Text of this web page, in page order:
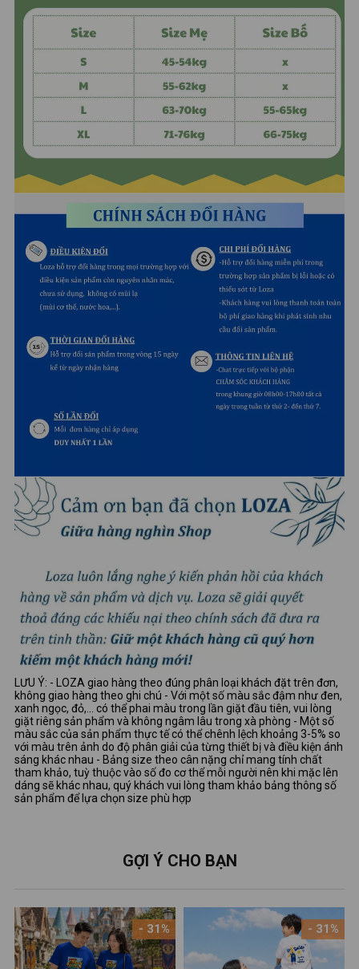
LƯU Ý: - LOZA giao hàng theo đúng phân loại khách đặt trên đơn,
không giao hàng theo ghi chú - Với một số màu sắc đậm như đen,
xanh ngọc, đỏ,... có thể phai màu trong lần giặt đầu tiên, vui lòng
giặt riêng sản phẩm và không ngâm lâu trong xà phòng - Một số
màu sắc của sản phẩm thực tế có thể chênh lệch khoảng 3-5% so
với màu trên ảnh do độ phân giải của từng thiết bị và điều kiện ánh
sáng khác nhau - Bảng size theo cân nặng chỉ mang tính chất
tham khảo, tuỳ thuộc vào số đo cơ thể mỗi người nên khi mặc lên
dáng sẽ khác nhau, quý khách vui lòng tham khảo bảng thông số
sản phẩm để lựa chọn size phù hợp
GỢI Ý CHO BẠN
- 31% - 31%